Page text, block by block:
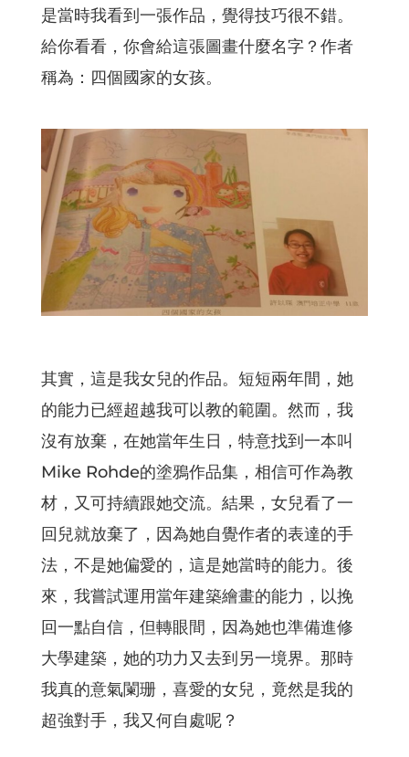
是當時我看到一張作品，覺得技巧很不錯。
給你看看，你會給這張圖畫什麼名字？作者
稱為：四個國家的女孩。
其實，這是我女兒的作品。短短兩年間，她
的能力已經超越我可以教的範圍。然而，我
沒有放棄，在她當年生日，特意找到一本叫
Mike Rohde的塗鴉作品集，相信可作為教
材，又可持續跟她交流。結果，女兒看了一
回兒就放棄了，因為她自覺作者的表達的手
法，不是她偏愛的，這是她當時的能力。後
來，我嘗試運用當年建築繪畫的能力，以挽
回一點自信，但轉眼間，因為她也準備進修
大學建築，她的功力又去到另一境界。那時
我真的意氣闌珊，喜愛的女兒，竟然是我的
超強對手，我又何自處呢？